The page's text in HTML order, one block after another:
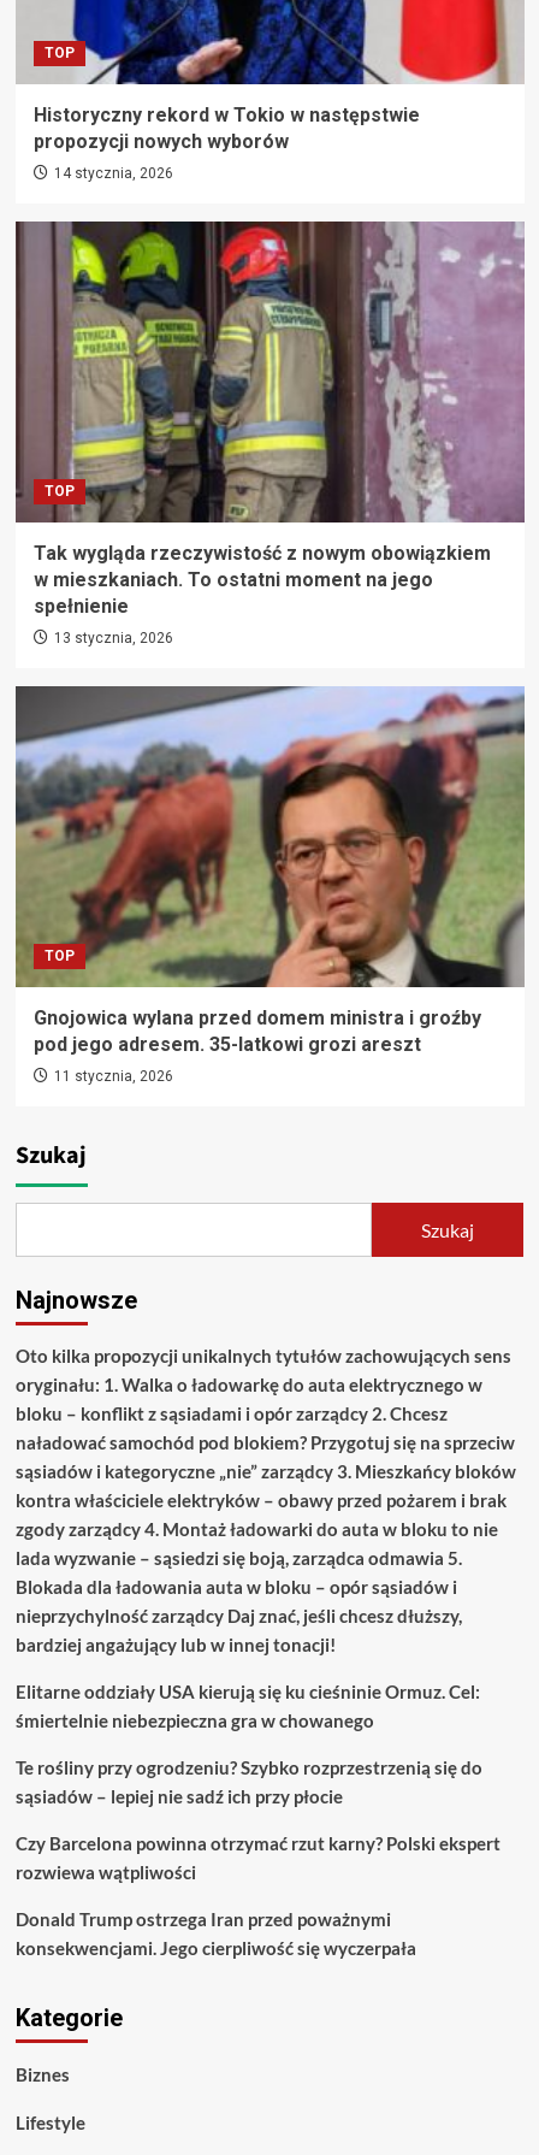
TOP
Historyczny rekord w Tokio w następstwie
propozycji nowych wyborów
14 stycznia, 2026
TOP
Tak wygląda rzeczywistość z nowym obowiązkiem
w mieszkaniach. To ostatni moment na jego
spełnienie
13 stycznia, 2026
TOP
Gnojowica wylana przed domem ministra i groźby
pod jego adresem. 35-latkowi grozi areszt
11 stycznia, 2026
Szukaj
Szukaj
Najnowsze
Oto kilka propozycji unikalnych tytułów zachowujących sens
oryginału: 1. Walka o ładowarkę do auta elektrycznego w
bloku – konflikt z sąsiadami i opór zarządcy 2. Chcesz
naładować samochód pod blokiem? Przygotuj się na sprzeciw
sąsiadów i kategoryczne „nie” zarządcy 3. Mieszkańcy bloków
kontra właściciele elektryków – obawy przed pożarem i brak
zgody zarządcy 4. Montaż ładowarki do auta w bloku to nie
lada wyzwanie – sąsiedzi się boją, zarządca odmawia 5.
Blokada dla ładowania auta w bloku – opór sąsiadów i
nieprzychylność zarządcy Daj znać, jeśli chcesz dłuższy,
bardziej angażujący lub w innej tonacji!
Elitarne oddziały USA kierują się ku cieśninie Ormuz. Cel:
śmiertelnie niebezpieczna gra w chowanego
Te rośliny przy ogrodzeniu? Szybko rozprzestrzenią się do
sąsiadów – lepiej nie sadź ich przy płocie
Czy Barcelona powinna otrzymać rzut karny? Polski ekspert
rozwiewa wątpliwości
Donald Trump ostrzega Iran przed poważnymi
konsekwencjami. Jego cierpliwość się wyczerpała
Kategorie
Biznes
Lifestyle